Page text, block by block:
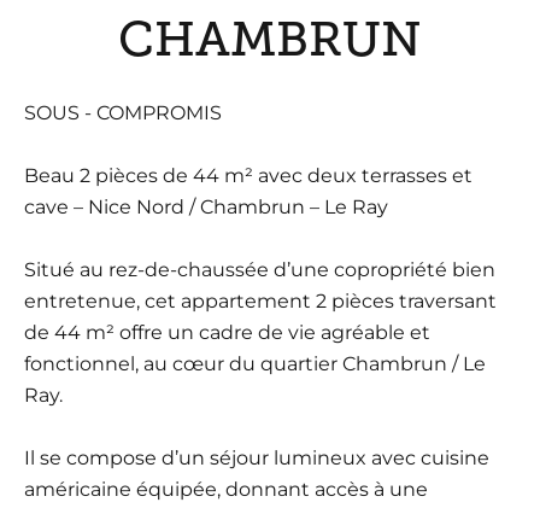
CHAMBRUN
SOUS - COMPROMIS
Beau 2 pièces de 44 m² avec deux terrasses et
cave – Nice Nord / Chambrun – Le Ray
Situé au rez-de-chaussée d’une copropriété bien
entretenue, cet appartement 2 pièces traversant
de 44 m² offre un cadre de vie agréable et
fonctionnel, au cœur du quartier Chambrun / Le
Ray.
Il se compose d’un séjour lumineux avec cuisine
américaine équipée, donnant accès à une